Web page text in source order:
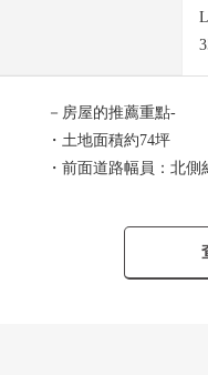
－房屋的推薦重點-
・土地面積約74坪
・前面道路幅員：北側
・不是有建築條件的土
・能在喜歡的House廠